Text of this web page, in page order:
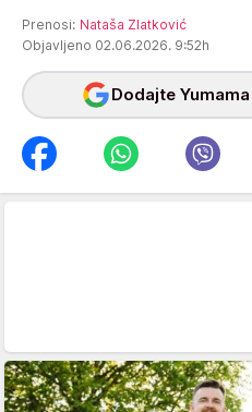
Prenosi: Nataša Zlatković
Objavljeno 02.06.2026. 9:52h
Dodajte